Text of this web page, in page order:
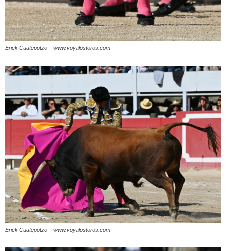
Erick Cuatepotzo – www.voyalostoros.com
Erick Cuatepotzo – www.voyalostoros.com